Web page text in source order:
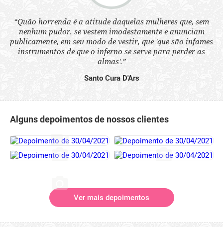
“Quão horrenda é a atitude daquelas mulheres que, sem
nenhum pudor, se vestem imodestamente e anunciam
publicamente, em seu modo de vestir, que 'que são infames
instrumentos de que o inferno se serve para perder as
almas'.”
Santo Cura D'Ars
Alguns depoimentos de nossos clientes
Ver mais depoimentos